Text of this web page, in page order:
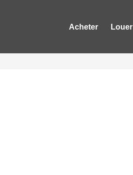
Acheter Louer